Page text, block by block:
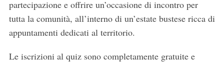
partecipazione e offrire un’occasione di incontro per
tutta la comunità, all’interno di un’estate bustese ricca di
appuntamenti dedicati al territorio.
Le iscrizioni al quiz sono completamente gratuite e